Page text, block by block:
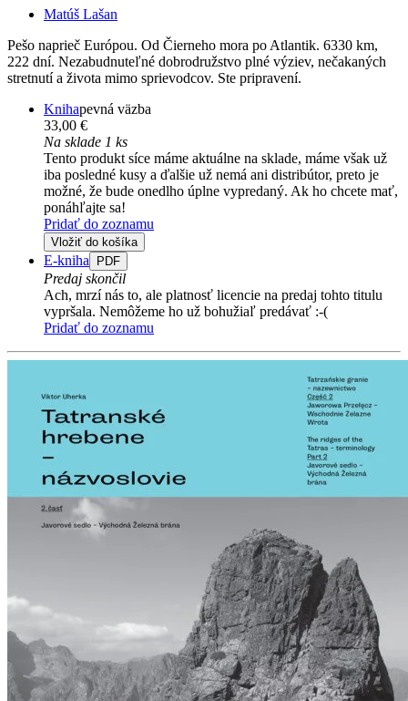
Matúš Lašan
Pešo naprieč Európou. Od Čierneho mora po Atlantik. 6330 km,
222 dní. Nezabudnuteľné dobrodružstvo plné výziev, nečakaných
stretnutí a života mimo sprievodcov. Ste pripravení.
Knihapevná väzba
33,00 €
Na sklade 1 ks
Tento produkt síce máme aktuálne na sklade, máme však už
iba posledné kusy a ďalšie už nemá ani distribútor, preto je
možné, že bude onedlho úplne vypredaný. Ak ho chcete mať,
ponáhľajte sa!
Pridať do zoznamu
Vložiť do košíka
E-kniha PDF
Predaj skončil
Ach, mrzí nás to, ale platnosť licencie na predaj tohto titulu
vypršala. Nemôžeme ho už bohužiaľ predávať :-(
Pridať do zoznamu